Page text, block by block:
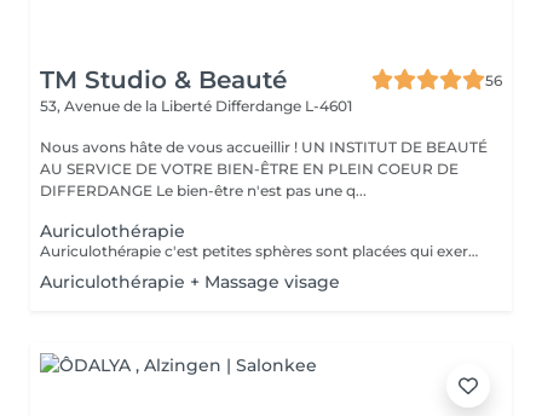
TM Studio & Beauté
56
53, Avenue de la Liberté Differdange L-4601
Nous avons hâte de vous accueillir ! UN INSTITUT DE BEAUTÉ
AU SERVICE DE VOTRE BIEN-ÊTRE EN PLEIN COEUR DE
DIFFERDANGE Le bien-être n'est pas une q...
Auriculothérapie
Auriculothérapie c'est petites sphères sont placées qui exercent une pression aux points réflexes de l'oreille. Ils peuvent aider à soulager la douleur, l'anxiété, le stress, inconfort, syndrome prémenstruel, entre autres
Auriculothérapie + Massage visage